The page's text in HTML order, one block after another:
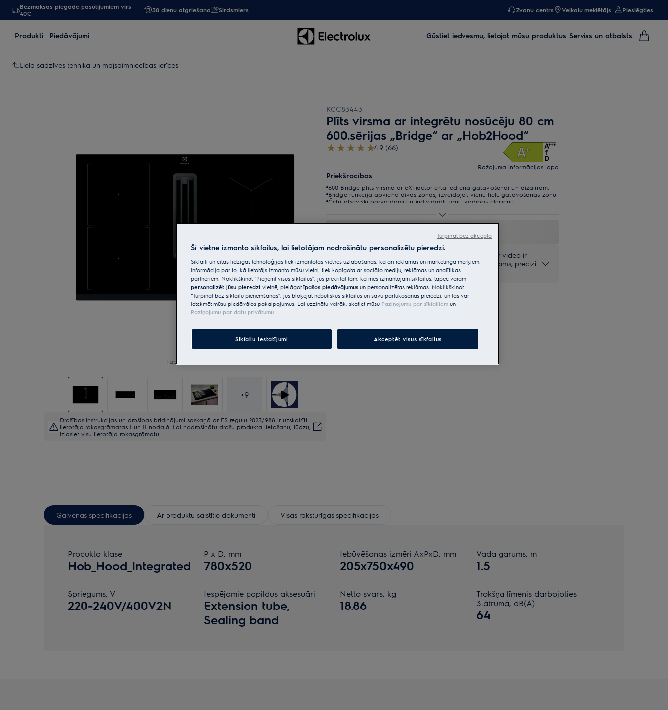
Bezmaksas piegāde pasūtījumiem virs
40€
30 dienu atgriešana Sirdsmiers Zvanu centrs Veikalu meklētājs Pieslēgties
Produkti Piedāvājumi Gūstiet iedvesmu, lietojot mūsu produktus Serviss un atbalsts
Lielā sadzīves tehnika un mājsaimniecības ierīces
Tap to zoom
+9
Drošības instrukcijas un drošības brīdinājumi saskaņā ar ES regulu 2023/988 ir uzskaitīti
lietotāja rokasgrāmatas I un II nodaļā. Lai nodrošinātu drošu produkta lietošanu, lūdzu,
izlasiet visu lietotāja rokasgrāmatu.
KCC83443
Plīts virsma ar integrētu nosūcēju 80 cm
600.sērijas „Bridge“ ar „Hob2Hood“
4.9 (66)
Ražojuma informācijas lapa
Priekšrocības
600 Bridge plīts virsma ar eXTractor ērtai ēdiena gatavošanai un dizainam.
Bridge funkcija apvieno divas zonas, izveidojot vienu lielu gatavošanas zonu.
Četri atsevišķi pārvaldāmi un individuāli zonu vadības elementi.
*Produkta lapas galerijā redzamie fotoattēli un video ir
paredzēti tikai ilustratīviem nolūkiem un, iespējams, precīzi
neatspoguļo šo modeli.
Galvenās specifikācijas Ar produktu saistītie dokumenti Visas raksturīgās specifikācijas
Produkta klase
Hob_Hood_Integrated
P x D, mm
780x520
Iebūvēšanas izmēri AxPxD, mm
205x750x490
Vada garums, m
1.5
Spriegums, V
220-240V/400V2N
Iespējamie papildus aksesuāri
Extension tube,
Sealing band
Netto svars, kg
18.86
Trokšņa līmenis darbojoties
3.ātrumā, dB(A)
64
Šī vietne izmanto sīkfailus, lai lietotājam nodrošinātu personalizētu pieredzi.
Sīkfaili un citas līdzīgas tehnoloģijas tiek izmantotas vietnes uzlabošanas, kā arī reklāmas un mārketinga mērķiem.
Informācija par to, kā lietotājs izmanto mūsu vietni, tiek kopīgota ar sociālo mediju, reklāmas un analītikas
partneriem. Noklikšķinot “Pieņemt visus sīkfailus”, jūs piekrītat tam, kā mēs izmantojam sīkfailus, tāpēc varam
personalizēt jūsu pieredzi vietnē, pielāgot īpašos piedāvājumus un personalizētas reklāmas. Noklikšķinot
“Turpināt bez sīkfailu pieņemšanas”, jūs bloķējat nebūtiskus sīkfailus un savu pārlūkošanas pieredzi, un tas var
ietekmēt mūsu piedāvātos pakalpojumus. Lai uzzinātu vairāk, skatiet mūsu Paziņojumu par sīkfailiem un
Paziņojumu par datu privātumu.
Sīkfailu iestatījumi Akceptēt visus sīkfailus
Turpināt bez akcepta